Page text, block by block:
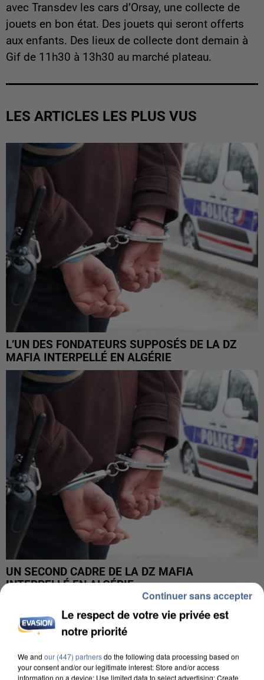
avec Transdev les cars d’Orsay, une collecte de
jouets en bon état. Des jouets qui seront offerts
aux enfants. Des lieux de collecte dont demain à
Gif de 11h30 à 13h30 au marché plateau.
LES ARTICLES LES PLUS VUS
L’UN DES FONDATEURS SUPPOSÉS DE LA DZ
MAFIA INTERPELLÉ EN ALGÉRIE
UN SECOND CADRE DE LA DZ MAFIA
INTERPELLÉ EN ALGÉRIE
Le respect de votre vie privée est
notre priorité
We and our (447) partnersdo the following data processing based on
your consent and/or our legitimate interest: Store and/or access
information on a device; Use limited data to select advertising; Create
Continuer sans accepter